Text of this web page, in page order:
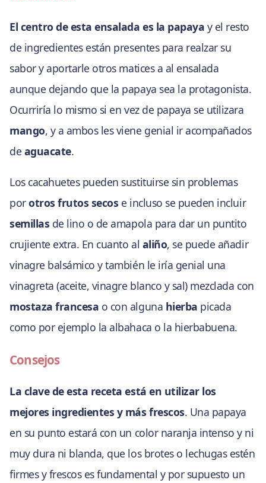
El centro de esta ensalada es la papaya y el resto
de ingredientes están presentes para realzar su
sabor y aportarle otros matices a al ensalada
aunque dejando que la papaya sea la protagonista.
Ocurriría lo mismo si en vez de papaya se utilizara
mango, y a ambos les viene genial ir acompañados
de aguacate.
Los cacahuetes pueden sustituirse sin problemas
porotros frutos secos e incluso se pueden incluir
semillas de lino o de amapola para dar un puntito
crujiente extra. En cuanto al aliño, se puede añadir
vinagre balsámico y también le iría genial una
vinagreta (aceite, vinagre blanco y sal) mezclada con
mostaza francesa o con alguna hierba picada
como por ejemplo la albahaca o la hierbabuena.
Consejos
La clave de esta receta está en utilizar los
mejores ingredientes y más frescos. Una papaya
en su punto estará con un color naranja intenso y ni
muy dura ni blanda, que los brotes o lechugas estén
firmes y frescos es fundamental y por supuesto un